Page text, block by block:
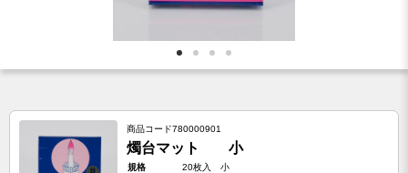
商品コード780000901
燭台マット 小
規格
20枚入 小